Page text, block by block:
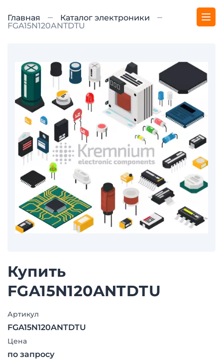
Главная
Каталог электроники
FGA15N120ANTDTU
Купить
FGA15N120ANTDTU
Артикул
FGA15N120ANTDTU
Цена
по запросу